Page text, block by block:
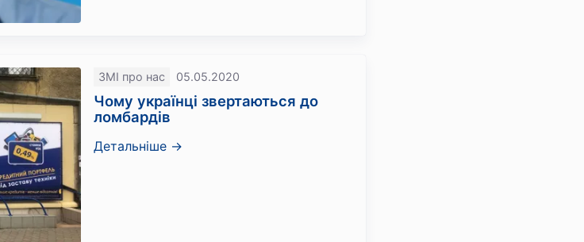
ЗМІ про нас 05.05.2020
Чому українці звертаються до
ломбардів
Детальніше →